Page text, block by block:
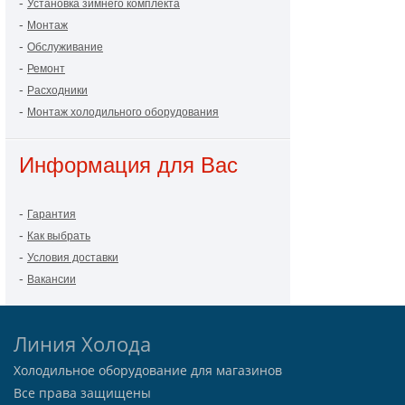
Установка зимнего комплекта
- Монтаж
- Обслуживание
- Ремонт
- Расходники
- Монтаж холодильного оборудования
Информация для Вас
- Гарантия
- Как выбрать
- Условия доставки
- Вакансии
Линия Холода
Холодильное оборудование для магазинов
Все права защищены